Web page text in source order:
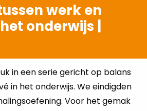
werk en
onderwijs |
in een serie gericht op balans
in het onderwijs. We eindigden
Voor het gemak